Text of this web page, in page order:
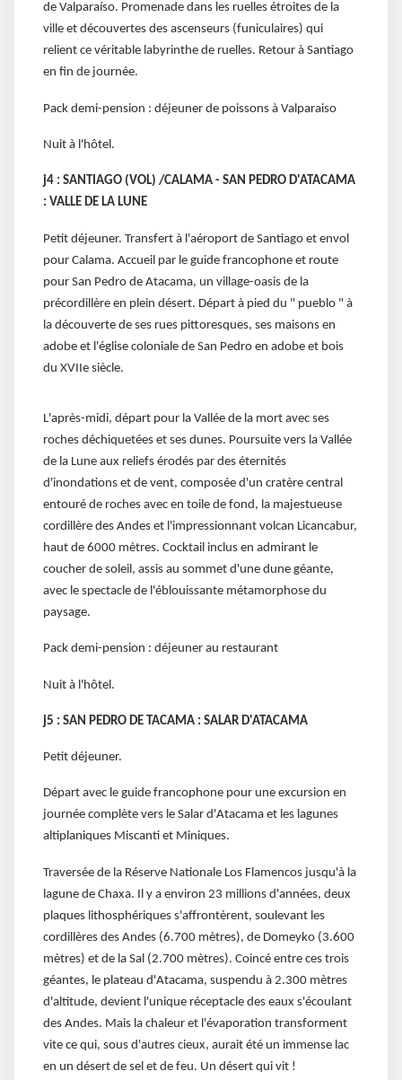
de Valparaíso. Promenade dans les ruelles étroites de la
ville et découvertes des ascenseurs (funiculaires) qui
relient ce véritable labyrinthe de ruelles. Retour à Santiago
en fin de journée.
Pack demi-pension : déjeuner de poissons à Valparaiso
Nuit à l'hôtel.
j4 : SANTIAGO (VOL) /CALAMA - SAN PEDRO D'ATACAMA
: VALLE DE LA LUNE
Petit déjeuner. Transfert à l'aéroport de Santiago et envol
pour Calama. Accueil par le guide francophone et route
pour San Pedro de Atacama, un village-oasis de la
précordillère en plein désert. Départ à pied du " pueblo " à
la découverte de ses rues pittoresques, ses maisons en
adobe et l'église coloniale de San Pedro en adobe et bois
du XVIIe siècle.
L'après-midi, départ pour la Vallée de la mort avec ses
roches déchiquetées et ses dunes. Poursuite vers la Vallée
de la Lune aux reliefs érodés par des éternités
d'inondations et de vent, composée d'un cratère central
entouré de roches avec en toile de fond, la majestueuse
cordillère des Andes et l'impressionnant volcan Licancabur,
haut de 6000 mètres. Cocktail inclus en admirant le
coucher de soleil, assis au sommet d'une dune géante,
avec le spectacle de l'éblouissante métamorphose du
paysage.
Pack demi-pension : déjeuner au restaurant
Nuit à l'hôtel.
j5 : SAN PEDRO DE TACAMA : SALAR D'ATACAMA
Petit déjeuner.
Départ avec le guide francophone pour une excursion en
journée complète vers le Salar d'Atacama et les lagunes
altiplaniques Miscanti et Miniques.
Traversée de la Réserve Nationale Los Flamencos jusqu'à la
lagune de Chaxa. Il y a environ 23 millions d'années, deux
plaques lithosphériques s'affrontèrent, soulevant les
cordillères des Andes (6.700 mètres), de Domeyko (3.600
mètres) et de la Sal (2.700 mètres). Coincé entre ces trois
géantes, le plateau d'Atacama, suspendu à 2.300 mètres
d'altitude, devient l'unique réceptacle des eaux s'écoulant
des Andes. Mais la chaleur et l'évaporation transforment
vite ce qui, sous d'autres cieux, aurait été un immense lac
en un désert de sel et de feu. Un désert qui vit !